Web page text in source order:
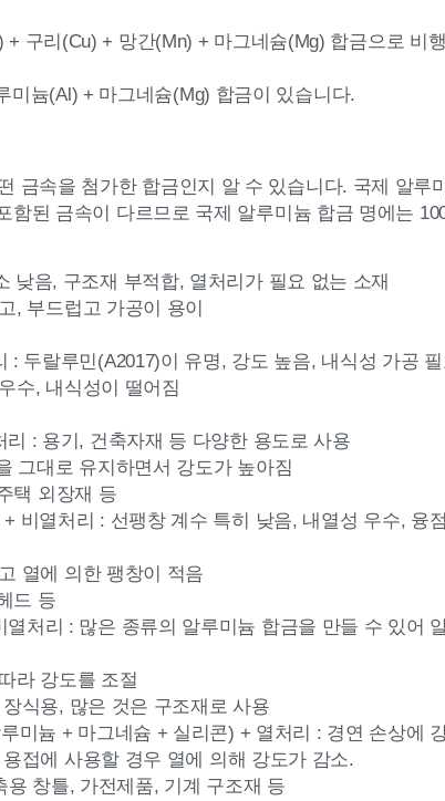
구리(Cu) + 망간(Mn) + 마그네슘(Mg) 합금으로 비
미늄(Al) + 마그네슘(Mg) 합금이 있습니다.
금속을 첨가한 합금인지 알 수 있습니다. 국제 알루
함된 금속이 다르므로 국제 알루미늄 합금 명에는
낮음, 구조재 부적합, 열처리가 필요 없는 소재
, 부드럽고 가공이 용이
두랄루민(A2017)이 유명, 강도 높음, 내식성 가공
수, 내식성이 떨어짐
: 용기, 건축자재 등 다양한 용도로 사용
그대로 유지하면서 강도가 높아짐
택 외장재 등
비열처리 : 선팽창 계수 특히 낮음, 내열성 우수, 융
열에 의한 팽창이 적음
드 등
처리 : 많은 종류의 알루미늄 합금을 만들 수 있어
라 강도를 조절
식용, 많은 것은 구조재로 사용
미늄 + 마그네슘 + 실리콘) + 열처리 : 경연 손상에
접에 사용할 경우 열에 의해 강도가 감소.
창틀, 가전제품, 기계 구조재 등